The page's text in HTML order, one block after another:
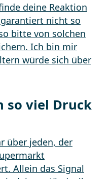
so viel Druck